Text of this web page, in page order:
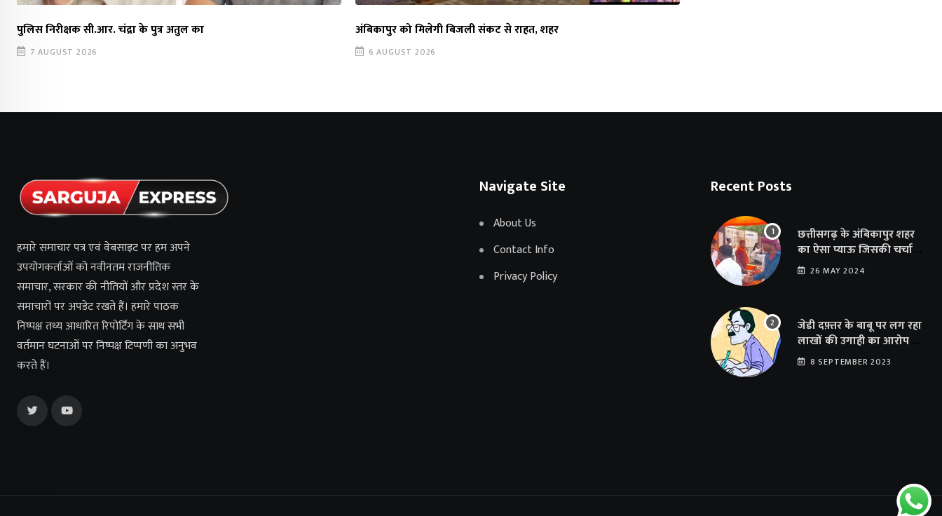
पुलिस निरीक्षक सी.आर. चंद्रा के पुत्र अतुल का
7 AUGUST 2026
अंबिकापुर को मिलेगी बिजली संकट से राहत, शहर
6 AUGUST 2026
हमारे समाचार पत्र एवं वेबसाइट पर हम अपने
उपयोगकर्ताओं को नवीनतम राजनीतिक
समाचार, सरकार की नीतियों और प्रदेश स्तर के
समाचारों पर अपडेट रखते हैं। हमारे पाठक
निष्पक्ष तथ्य आधारित रिपोर्टिंग के साथ सभी
वर्तमान घटनाओं पर निष्पक्ष टिप्पणी का अनुभव
करते हैं।
Navigate Site
About Us
Contact Info
Privacy Policy
Recent Posts
छत्तीसगढ़ के अंबिकापुर शहर
का ऐसा प्याऊ जिसकी चर्चा
दूर-दूर तक… सात समुंदर पार
अमेरिका से भी पहुंचा सहयोग
26 MAY 2024
जेडी दफ़्तर के बाबू पर लग रहा
लाखों की उगाही का आरोप …
संयुक्त संचालक का फर्जी
साइन से 100 शिक्षकों क़ो
8 SEPTEMBER 2023